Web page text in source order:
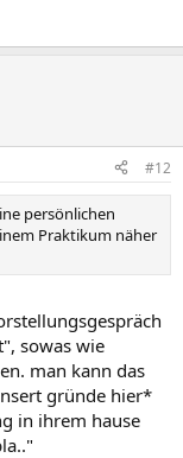
#12
persönlichen
Praktikum näher
sowas wie
man kann das
gründe hier*
in ihrem hause